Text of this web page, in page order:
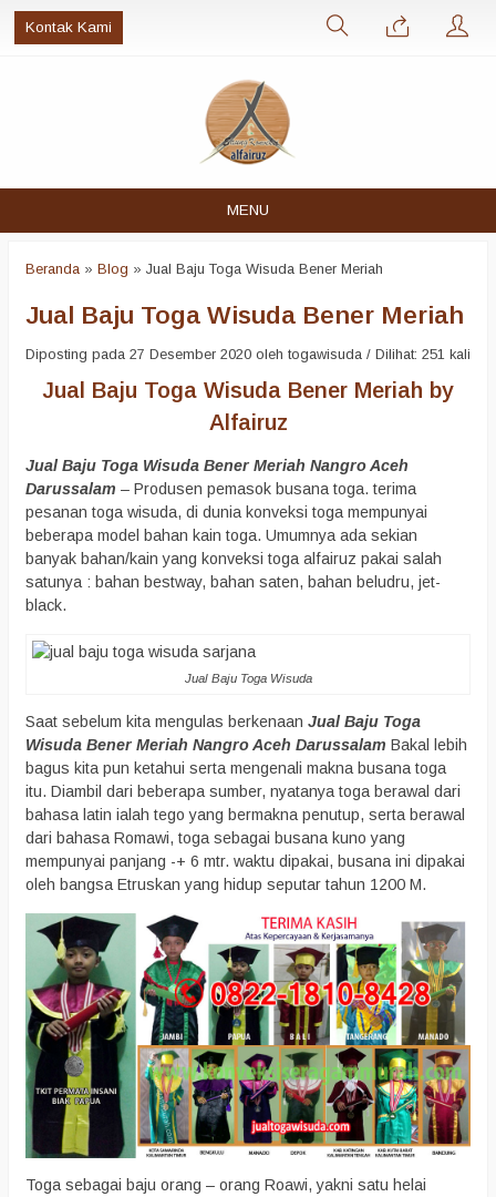
Kontak Kami
MENU
Beranda » Blog » Jual Baju Toga Wisuda Bener Meriah
Jual Baju Toga Wisuda Bener Meriah
Diposting pada 27 Desember 2020 oleh togawisuda / Dilihat: 251 kali
Jual Baju Toga Wisuda Bener Meriah by
Alfairuz
Jual Baju Toga Wisuda Bener Meriah Nangro Aceh
Darussalam – Produsen pemasok busana toga. terima
pesanan toga wisuda, di dunia konveksi toga mempunyai
beberapa model bahan kain toga. Umumnya ada sekian
banyak bahan/kain yang konveksi toga alfairuz pakai salah
satunya : bahan bestway, bahan saten, bahan beludru, jet-
black.
Jual Baju Toga Wisuda
Saat sebelum kita mengulas berkenaan Jual Baju Toga
Wisuda Bener Meriah Nangro Aceh Darussalam Bakal lebih
bagus kita pun ketahui serta mengenali makna busana toga
itu. Diambil dari beberapa sumber, nyatanya toga berawal dari
bahasa latin ialah tego yang bermakna penutup, serta berawal
dari bahasa Romawi, toga sebagai busana kuno yang
mempunyai panjang -+ 6 mtr. waktu dipakai, busana ini dipakai
oleh bangsa Etruskan yang hidup seputar tahun 1200 M.
Toga sebagai baju orang – orang Roawi, yakni satu helai